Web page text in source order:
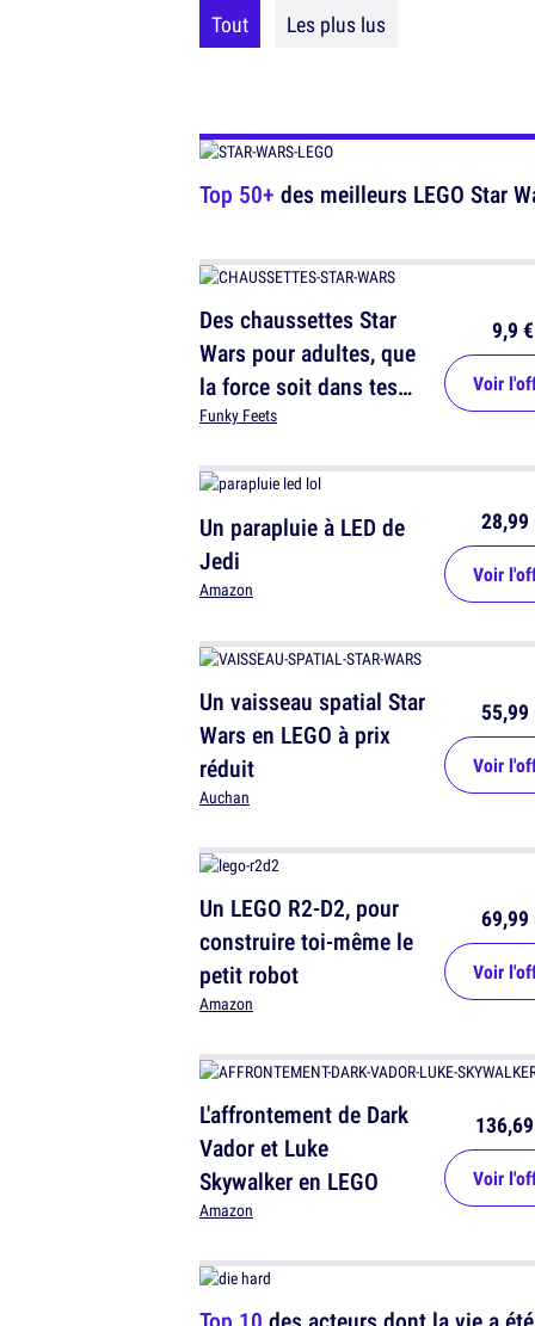
Tout Les plus lus
Top 50+ des meilleurs LEGO Star
Des chaussettes Star
Wars pour adultes, que
la force soit dans tes
panards
Funky Feets
9,9 €
Voir
Un parapluie à LED de
Jedi
Amazon
28,99
Voir
Un vaisseau spatial Star
Wars en LEGO à prix
réduit
Auchan
55,99
Voir
Un LEGO R2-D2, pour
construire toi-même le
petit robot
Amazon
69,99
Voir
L'affrontement de Dark
Vador et Luke
Skywalker en LEGO
Amazon
Voir